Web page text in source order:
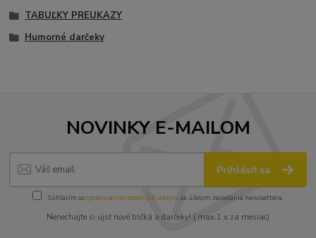
TABUĽKY PREUKAZY
Humorné darčeky
NOVINKY E-MAILOM
Prihlásiť sa
Súhlasím sospracovaním osobných údajov za účelom zasielania newslettera.
Nenechajte si ujsť nové tričká a darčeky! ( max.1 x za mesiac)